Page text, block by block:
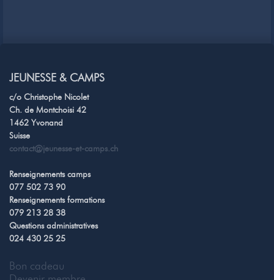
JEUNESSE & CAMPS
c/o Christophe Nicolet
Ch. de Montchoisi 42
1462 Yvonand
Suisse
contact@jeunesse-et-camps.ch
Renseignements camps
077 502 73 90
Renseignements formations
079 213 28 38
Questions administratives
024 430 25 25
Bon cadeau